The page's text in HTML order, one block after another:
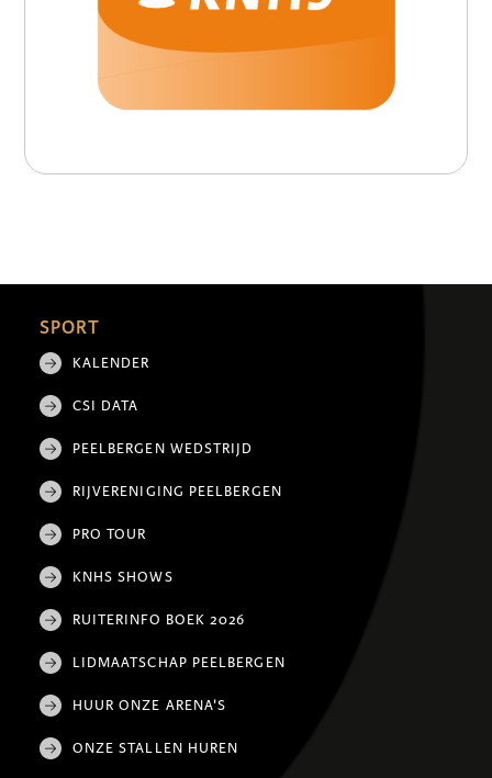
SPORT
KALENDER
CSI DATA
PEELBERGEN WEDSTRIJD
RIJVERENIGING PEELBERGEN
PRO TOUR
KNHS SHOWS
RUITERINFO BOEK 2026
LIDMAATSCHAP PEELBERGEN
HUUR ONZE ARENA'S
ONZE STALLEN HUREN